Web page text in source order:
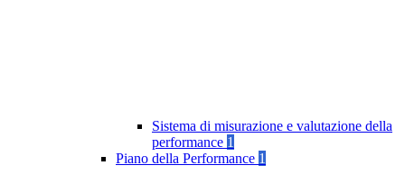
Sistema di misurazione e valutazione della
performance 1
Piano della Performance 1